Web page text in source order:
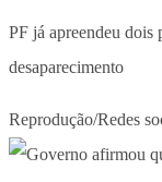
PF já apreendeu dois
desaparecimento
Reprodução/Redes